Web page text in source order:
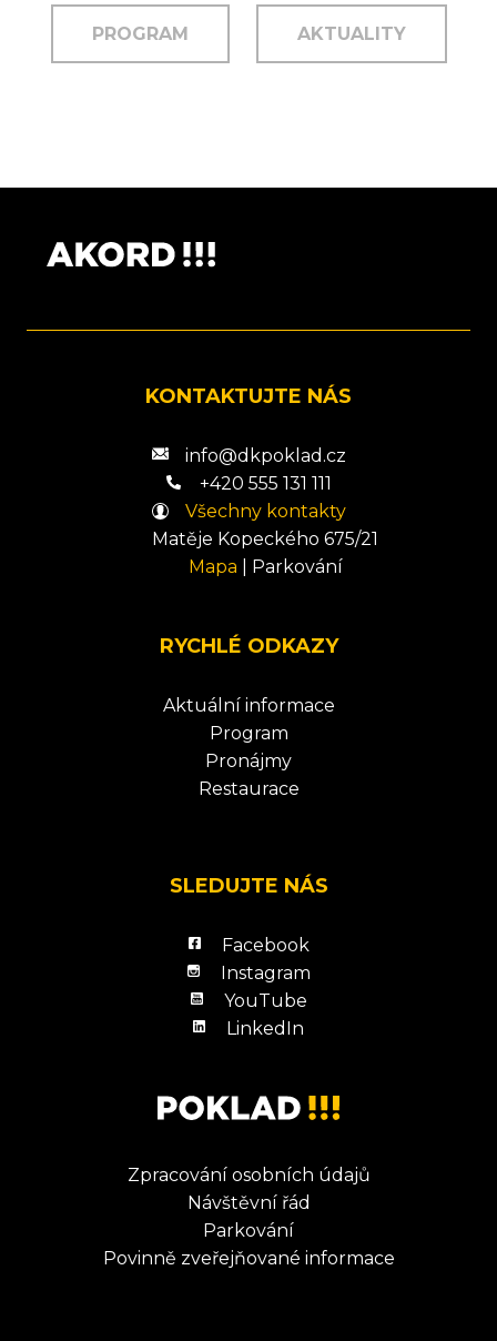
PROGRAM AKTUALITY
KONTAKTUJTE NÁS
info@dkpoklad.cz
+420 555 131 111
Všechny kontakty
Matěje Kopeckého 675/21
Mapa
Parkování
RYCHLÉ ODKAZY
Aktuální informace
Program
Pronájmy
Restaurace
SLEDUJTE NÁS
Facebook
Instagram
YouTube
LinkedIn
Zpracování osobních údajů
Návštěvní řád
Parkování
Povinně zveřejňované informace